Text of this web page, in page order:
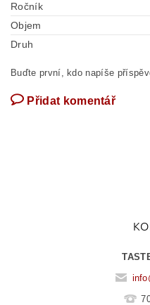
Ročník
Objem
Druh
Buďte první, kdo napíše
Přidat komentář
info